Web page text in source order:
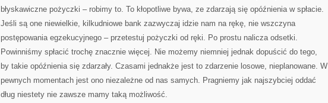
błyskawiczne pożyczki – robimy to. To kłopotliwe bywa, ze zdarzają się opóźnienia w spłacie.
Jeśli są one niewielkie, kilkudniowe bank zazwyczaj idzie nam na rękę, nie wszczyna
postępowania egzekucyjnego – przetestuj pożyczki od ręki. Po prostu nalicza odsetki.
Powinniśmy spłacić trochę znacznie więcej. Nie możemy niemniej jednak dopuścić do tego,
by takie opóźnienia się zdarzały. Czasami jednakże jest to zdarzenie losowe, nieplanowane. W
pewnych momentach jest ono niezależne od nas samych. Pragniemy jak najszybciej oddać
dług niestety nie zawsze mamy taką możliwość.